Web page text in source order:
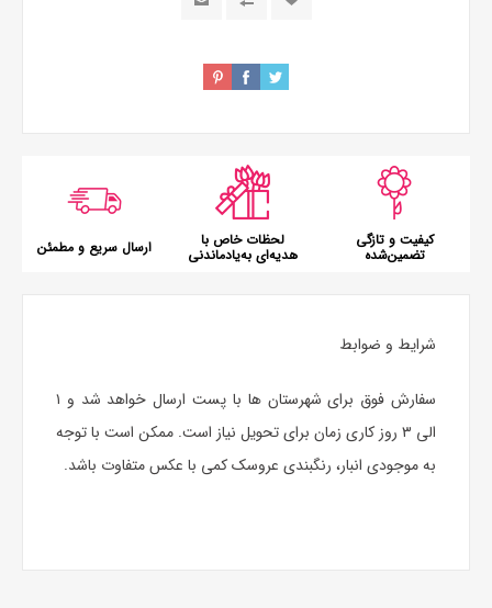
کیفیت و تازگی
تضمین‌شده
لحظات خاص با
هدیه‌ای به‌یادماندنی ارسال سریع و مطمئن
شرایط و ضوابط
سفارش فوق برای شهرستان ها با پست ارسال خواهد شد و ۱
الی ۳ روز کاری زمان برای تحویل نیاز است. ممکن است با توجه
به موجودی انبار، رنگبندی عروسک کمی با عکس متفاوت باشد.